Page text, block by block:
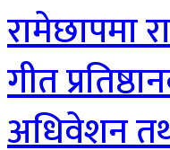
रामेछापमा
गीत
अधिवेशन